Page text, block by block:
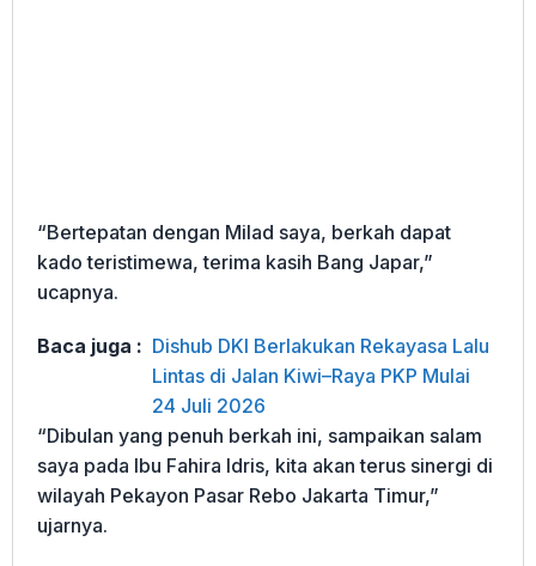
“Bertepatan dengan Milad saya, berkah dapat
kado teristimewa, terima kasih Bang Japar,”
ucapnya.
Baca juga : Dishub DKI Berlakukan Rekayasa Lalu
Lintas di Jalan Kiwi–Raya PKP Mulai
24 Juli 2026
“Dibulan yang penuh berkah ini, sampaikan salam
saya pada Ibu Fahira Idris, kita akan terus sinergi di
wilayah Pekayon Pasar Rebo Jakarta Timur,”
ujarnya.